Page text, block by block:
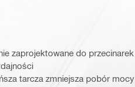
zaprojektowane do przecinarek
tarcza zmniejsza pobór mocy